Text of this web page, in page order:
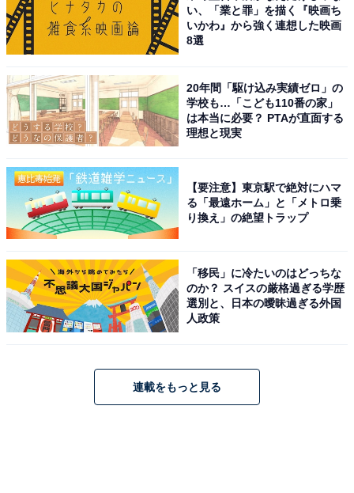
※回答者からのコメントは原文ママです
次ページ 5位までのランキング結果を見る
い、「業と罪」を描く『映画ち
いかわ』から強く連想した映画
8選
20年間「駆け込み実績ゼロ」の
学校も…「こども110番の家」
は本当に必要？ PTAが直面する
理想と現実
【要注意】東京駅で絶対にハマ
る「最遠ホーム」と「メトロ乗
り換え」の絶望トラップ
「移民」に冷たいのはどっちな
のか？ スイスの厳格過ぎる学歴
選別と、日本の曖昧過ぎる外国
人政策
連載をもっと見る